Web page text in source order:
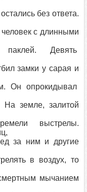
без ответа.
с длинными
паклей. Девять
замки у сарая и
Он опрокидывал
На земле, залитой
выстрелы.
за ним и другие
в воздух, то
мычанием